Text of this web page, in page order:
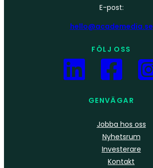
E-post:
hello@academedia.se
FÖLJ OSS
GENVÄGAR
Jobba hos oss
Nyhetsrum
Investerare
Kontakt